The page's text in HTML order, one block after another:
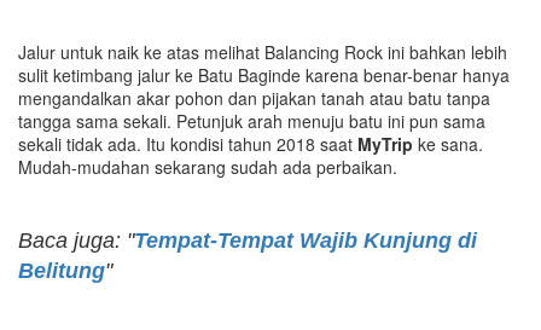
Jalur untuk naik ke atas melihat Balancing Rock ini bahkan lebih
sulit ketimbang jalur ke Batu Baginde karena benar-benar hanya
mengandalkan akar pohon dan pijakan tanah atau batu tanpa
tangga sama sekali. Petunjuk arah menuju batu ini pun sama
sekali tidak ada. Itu kondisi tahun 2018 saat MyTrip ke sana.
Mudah-mudahan sekarang sudah ada perbaikan.
Baca juga: "Tempat-Tempat Wajib Kunjung di
Belitung"